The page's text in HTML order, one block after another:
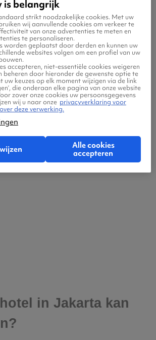
in Jakarta kan
is belangrijk
strikt noodzakelijke cookies. Met uw
wij aanvullende cookies om verkeer te
van onze advertenties te meten en
te personaliseren.
worden geplaatst door derden en kunnen uw
websites volgen om een profiel van uw
accepteren, niet-essentiële cookies weigeren
beheren door hieronder de gewenste optie te
uw keuzes op elk moment wijzigen via de link
die onderaan elke pagina van onze website
zover onze cookies uw persoonsgegevens
wij u naar onze privacyverklaring voor
deze verwerking.
Alle cookies
accepteren